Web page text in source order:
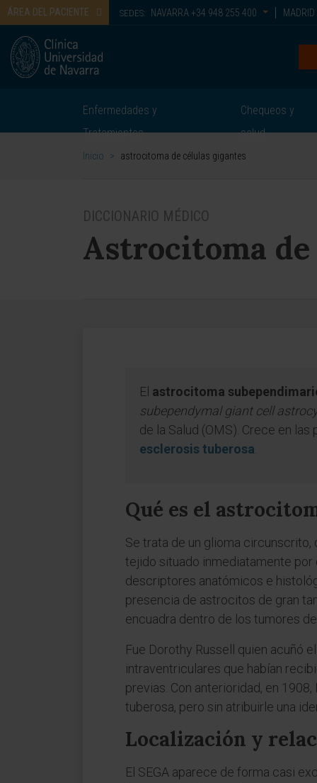
ÁREA DEL PACIENTE SEDES: NAVARRA +34 948 255 400 MADRID
Enfermedades y
Tratamientos
Chequeos y
salud
Inicio > astrocitoma de células gigantes
DICCIONARIO MÉDICO
Astrocitoma
El astrocitoma
subependymal giant cell
de la Salud (OMS). Crece en
esclerosis tuberosa
Qué es el
Se trata de un glioma circunscrito,
tejido situado inmediatamente
descriptores anatómicos e
presencia de astrocitos de gran
encuadra dentro de los tumores
Fue Dorothy Russell quien acuñó
intraventriculares que habían
previas. Con anterioridad, en
tuberosa, pero sin atribuirle una
Localización y
El SEGA aparece de forma casi